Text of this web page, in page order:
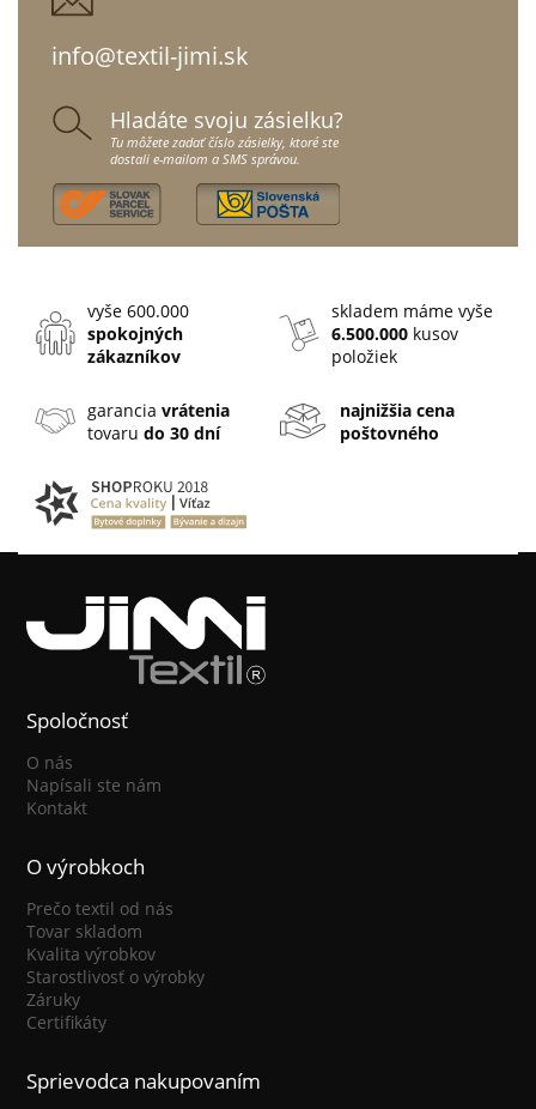
info@textil-jimi.sk
Hladáte svoju zásielku?
Tu môžete zadať číslo zásielky, ktoré ste
dostali e-mailom a SMS správou.
vyše 600.000
spokojných
zákazníkov
skladem máme vyše
6.500.000 kusov
položiek
garanciavrátenia
tovarudo 30 dní
najnižšia cena
poštovného
Spoločnosť
O nás
Napísali ste nám
Kontakt
O výrobkoch
Prečo textil od nás
Tovar skladom
Kvalita výrobkov
Starostlivosť o výrobky
Záruky
Certifikáty
Sprievodca nakupovaním